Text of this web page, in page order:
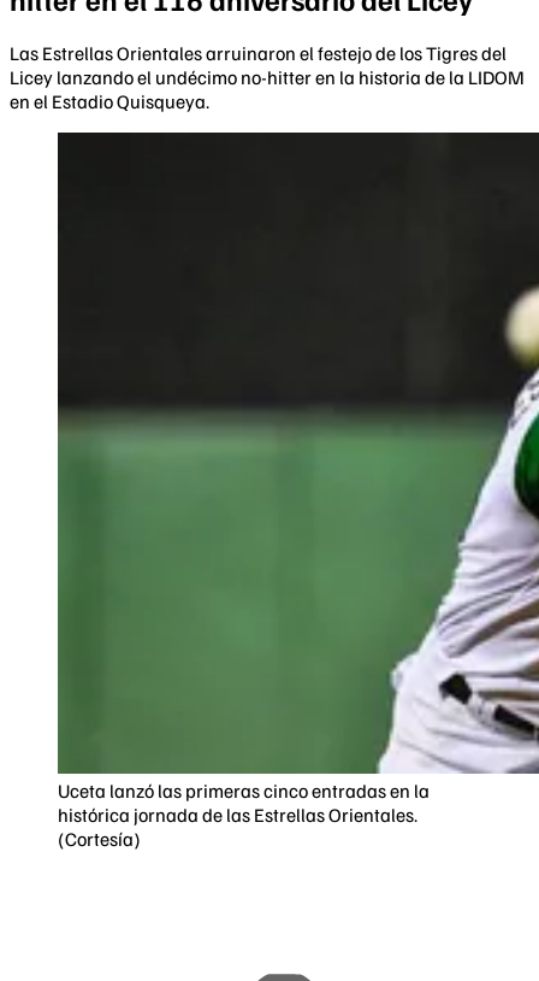
Las Estrellas Orientales arruinaron el festejo de los Tigres del
Licey lanzando el undécimo no-hitter en la historia de la LIDOM
en el Estadio Quisqueya.
Uceta lanzó las primeras cinco entradas en la
histórica jornada de las Estrellas Orientales.
(Cortesía)